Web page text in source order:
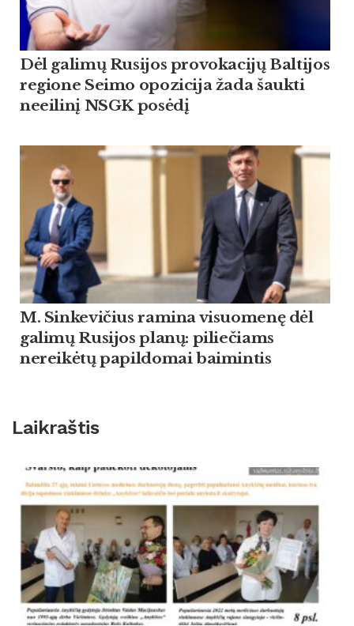
Dėl galimų Rusijos provokacijų Baltijos
regione Seimo opozicija žada šaukti
neeilinį NSGK posėdį
M. Sinkevičius ramina visuomenę dėl
galimų Rusijos planų: piliečiams
nereikėtų papildomai baimintis
Laikraštis